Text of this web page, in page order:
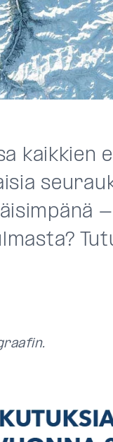
kaikkien
äisimpänä -